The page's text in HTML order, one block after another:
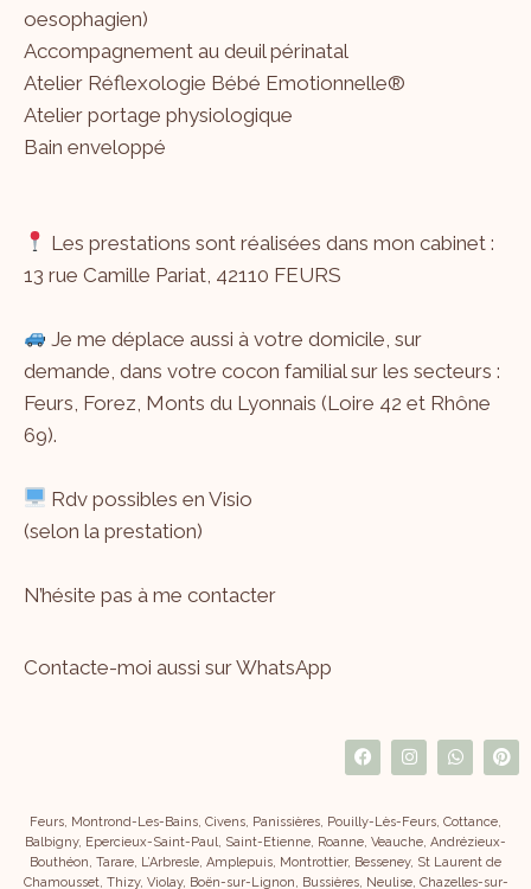
oesophagien)
Accompagnement au deuil périnatal
Atelier Réflexologie Bébé Emotionnelle®
Atelier portage physiologique
Bain enveloppé
Les prestations sont réalisées dans mon cabinet :
13 rue Camille Pariat, 42110 FEURS
Je me déplace aussi à votre domicile, sur
demande, dans votre cocon familial sur les secteurs :
Feurs, Forez, Monts du Lyonnais (Loire 42 et Rhône
69).
Rdv possibles en Visio
(selon la prestation)
N’hésite pas à me contacter
Contacte-moi aussi sur WhatsApp
Feurs, Montrond-Les-Bains, Civens, Panissières, Pouilly-Lès-Feurs, Cottance,
Balbigny, Epercieux-Saint-Paul, Saint-Etienne, Roanne, Veauche, Andrézieux-
Bouthéon, Tarare, L’Arbresle, Amplepuis, Montrottier, Besseney, St Laurent de
Chamousset, Thizy, Violay, Boën-sur-Lignon, Bussières, Neulise, Chazelles-sur-